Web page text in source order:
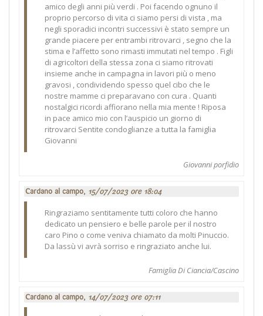
amico degli anni più verdi . Poi facendo ognuno il
proprio percorso di vita ci siamo persi di vista , ma
negli sporadici incontri successivi è stato sempre un
grande piacere per entrambi ritrovarci , segno che la
stima e l’affetto sono rimasti immutati nel tempo . Figli
di agricoltori della stessa zona ci siamo ritrovati
insieme anche in campagna in lavori più o meno
gravosi , condividendo spesso quel cibo che le
nostre mamme ci preparavano con cura . Quanti
nostalgici ricordi affiorano nella mia mente ! Riposa
in pace amico mio con l’auspicio un giorno di
ritrovarci Sentite condoglianze a tutta la famiglia
Giovanni
Giovanni porfidio
Cardano al campo, 15/07/2023 ore 18:04
Ringraziamo sentitamente tutti coloro che hanno
dedicato un pensiero e belle parole per il nostro
caro Pino o come veniva chiamato da molti Pinuccio.
Da lassù vi avrà sorriso e ringraziato anche lui.
Famiglia Di Ciancia/Cascino
Cardano al campo, 14/07/2023 ore 07:11